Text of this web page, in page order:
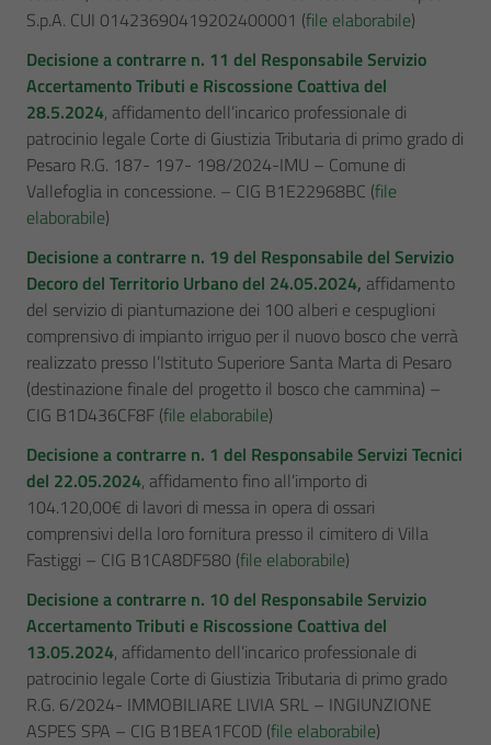
S.p.A. CUI 01423690419202400001 (file elaborabile)
Decisione a contrarre n. 11 del Responsabile Servizio
Accertamento Tributi e Riscossione Coattiva del
28.5.2024, affidamento dell’incarico professionale di
patrocinio legale Corte di Giustizia Tributaria di primo grado di
Pesaro R.G. 187- 197- 198/2024-IMU – Comune di
Vallefoglia in concessione. – CIG B1E22968BC (file
elaborabile)
Decisione a contrarre n. 19 del Responsabile del Servizio
Decoro del Territorio Urbano del 24.05.2024, affidamento
del servizio di piantumazione dei 100 alberi e cespuglioni
comprensivo di impianto irriguo per il nuovo bosco che verrà
realizzato presso l’Istituto Superiore Santa Marta di Pesaro
(destinazione finale del progetto il bosco che cammina) –
CIG B1D436CF8F (file elaborabile)
Decisione a contrarre n. 1 del Responsabile Servizi Tecnici
del 22.05.2024, affidamento fino all’importo di
104.120,00€ di lavori di messa in opera di ossari
comprensivi della loro fornitura presso il cimitero di Villa
Fastiggi – CIG B1CA8DF580 (file elaborabile)
Decisione a contrarre n. 10 del Responsabile Servizio
Accertamento Tributi e Riscossione Coattiva del
13.05.2024, affidamento dell’incarico professionale di
patrocinio legale Corte di Giustizia Tributaria di primo grado
R.G. 6/2024- IMMOBILIARE LIVIA SRL – INGIUNZIONE
ASPES SPA – CIG B1BEA1FC0D (file elaborabile)